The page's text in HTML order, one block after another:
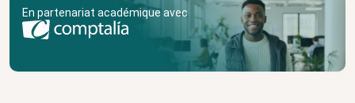
En partenariat académique avec